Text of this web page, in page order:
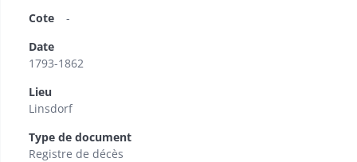
Cote
-
Date
1793-1862
Lieu
Linsdorf
Type de document
Registre de décès